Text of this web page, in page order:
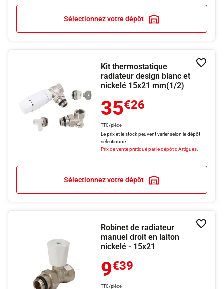
Sélectionnez votre dépôt
Kit thermostatique
radiateur design blanc et
nickelé 15x21 mm(1/2)
35€26
TTC/pièce
Le prix et le stock peuvent varier selon le dépôt
sélectionné
Prix de vente pratiqué par le dépôt d'Artigues.
Sélectionnez votre dépôt
Robinet de radiateur
manuel droit en laiton
nickelé - 15x21
9€39
TTC/pièce